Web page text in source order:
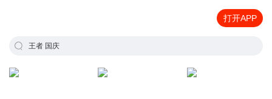
打开APP
王者 国庆